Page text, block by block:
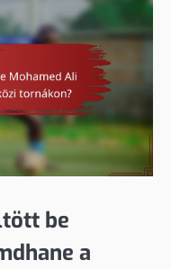
be
a